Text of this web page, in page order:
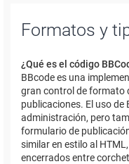
Formatos y
¿Qué es el código
BBcode es una
gran control de formato
publicaciones. El uso de
administración, pero
formulario de
similar en estilo al
encerrados entre